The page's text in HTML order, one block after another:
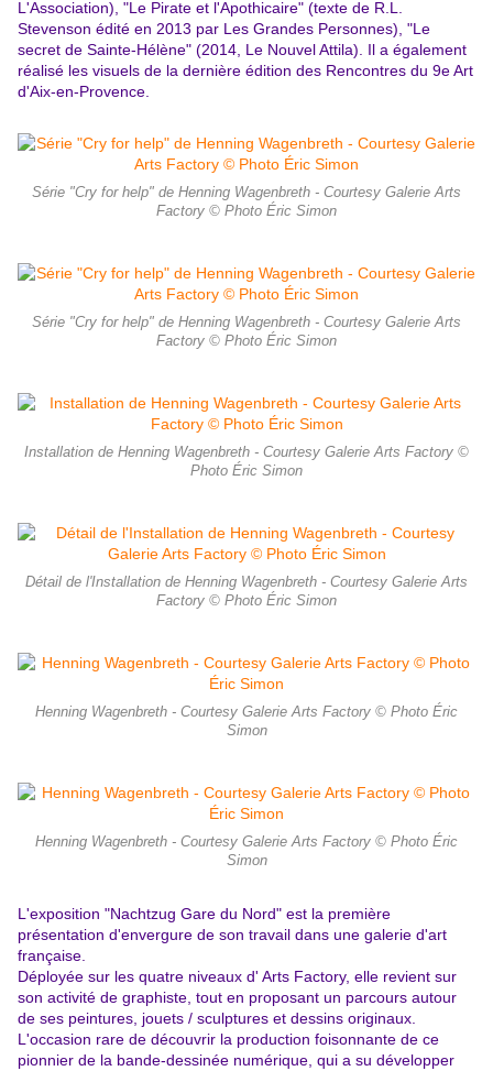
L'Association), "Le Pirate et l'Apothicaire" (texte de R.L.
Stevenson édité en 2013 par Les Grandes Personnes), "Le
secret de Sainte-Hélène" (2014, Le Nouvel Attila). Il a également
réalisé les visuels de la dernière édition des Rencontres du 9e Art
d'Aix-en-Provence.
Série "Cry for help" de Henning Wagenbreth - Courtesy Galerie Arts
Factory © Photo Éric Simon
Série "Cry for help" de Henning Wagenbreth - Courtesy Galerie Arts
Factory © Photo Éric Simon
Installation de Henning Wagenbreth - Courtesy Galerie Arts Factory ©
Photo Éric Simon
Détail de l'Installation de Henning Wagenbreth - Courtesy Galerie Arts
Factory © Photo Éric Simon
Henning Wagenbreth - Courtesy Galerie Arts Factory © Photo Éric
Simon
Henning Wagenbreth - Courtesy Galerie Arts Factory © Photo Éric
Simon
L'exposition "Nachtzug Gare du Nord" est la première
présentation d'envergure de son travail dans une galerie d'art
française.
Déployée sur les quatre niveaux d' Arts Factory, elle revient sur
son activité de graphiste, tout en proposant un parcours autour
de ses peintures, jouets / sculptures et dessins originaux.
L'occasion rare de découvrir la production foisonnante de ce
pionnier de la bande-dessinée numérique, qui a su développer